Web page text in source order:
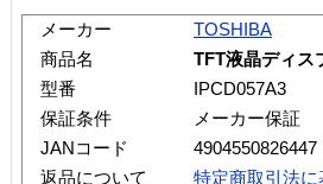
メーカー
TOSHIBA
商品名
TFT液晶ディス
型番
IPCD057A3
保証条件
メーカー保証
JANコード
4904550826447
返品について
特定商取引法